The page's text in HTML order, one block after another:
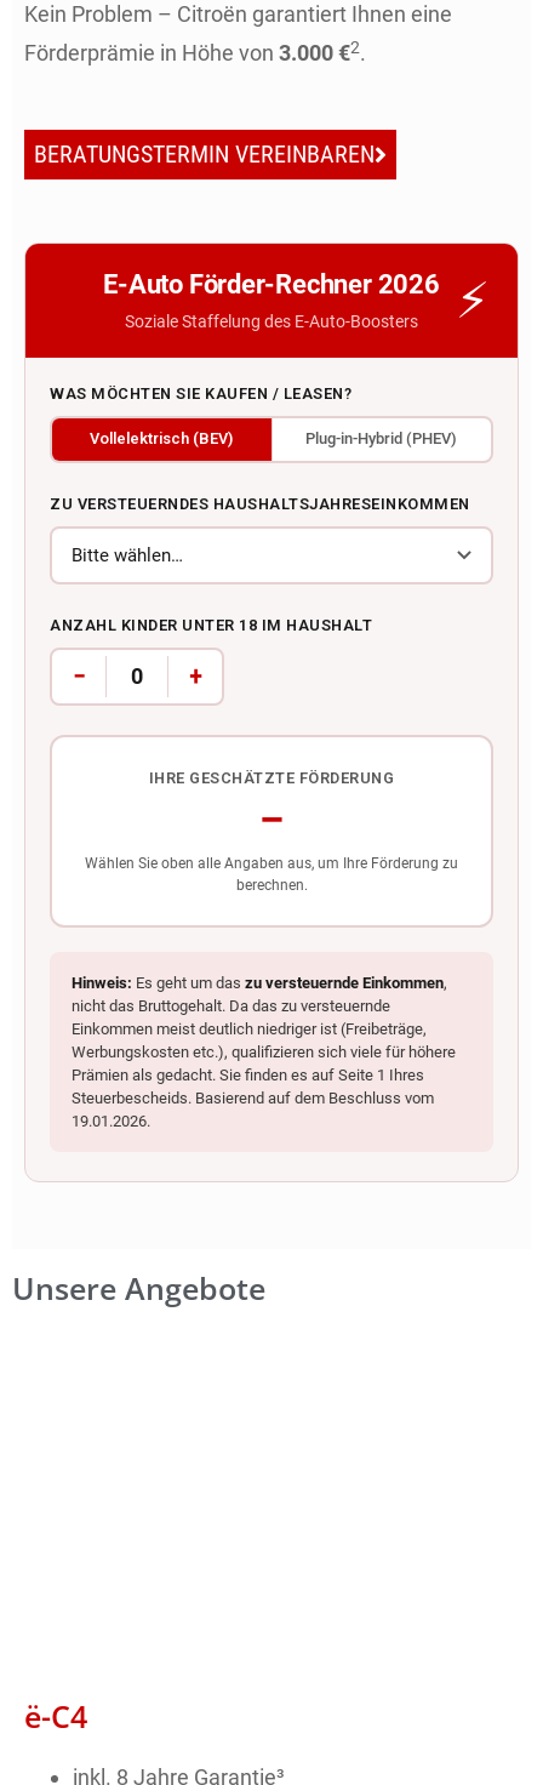
Kein Problem – Citroën garantiert Ihnen eine
Förderprämie in Höhe von 3.000 €2.
BERATUNGSTERMIN VEREINBAREN
E-Auto Förder-Rechner 2026
Soziale Staffelung des E-Auto-Boosters
WAS MÖCHTEN SIE KAUFEN / LEASEN?
Vollelektrisch (BEV) Plug-in-Hybrid (PHEV)
ZU VERSTEUERNDES HAUSHALTSJAHRESEINKOMMEN
ANZAHL KINDER UNTER 18 IM HAUSHALT
− 0 +
IHRE GESCHÄTZTE FÖRDERUNG
–
Wählen Sie oben alle Angaben aus, um Ihre Förderung zu
berechnen.
Hinweis: Es geht um daszu versteuernde Einkommen,
nicht das Bruttogehalt. Da das zu versteuernde
Einkommen meist deutlich niedriger ist (Freibeträge,
Werbungskosten etc.), qualifizieren sich viele für höhere
Prämien als gedacht. Sie finden es auf Seite 1 Ihres
Steuerbescheids. Basierend auf dem Beschluss vom
19.01.2026.
Unsere Angebote
ë-C4
inkl. 8 Jahre Garantie³